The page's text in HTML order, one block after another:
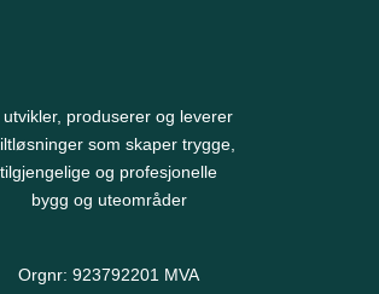
utvikler, produserer og leverer
som skaper trygge,
tilgjengelige og profesjonelle
bygg og uteområder
Orgnr: 923792201 MVA